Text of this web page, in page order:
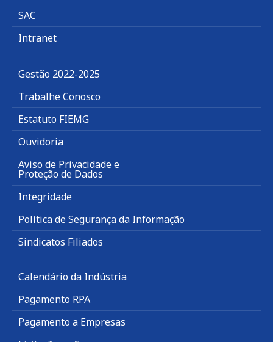
SAC
Intranet
Gestão 2022-2025
Trabalhe Conosco
Estatuto FIEMG
Ouvidoria
Aviso de Privacidade e
Proteção de Dados
Integridade
Política de Segurança da Informação
Sindicatos Filiados
Calendário da Indústria
Pagamento RPA
Pagamento a Empresas